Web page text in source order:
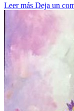
Leer más Deja un